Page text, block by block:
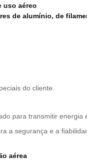
uso aéreo
de alumínio, de
do cliente.
para transmitir energia
a segurança e a
aérea